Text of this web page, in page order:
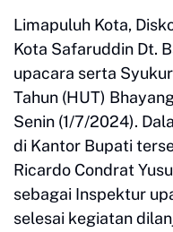
Limapuluh Kota,
Kota Safaruddin Dt.
upacara serta
Tahun (HUT)
Senin (1/7/2024).
di Kantor Bupati
Ricardo Condrat
sebagai Inspektur
selesai kegiatan